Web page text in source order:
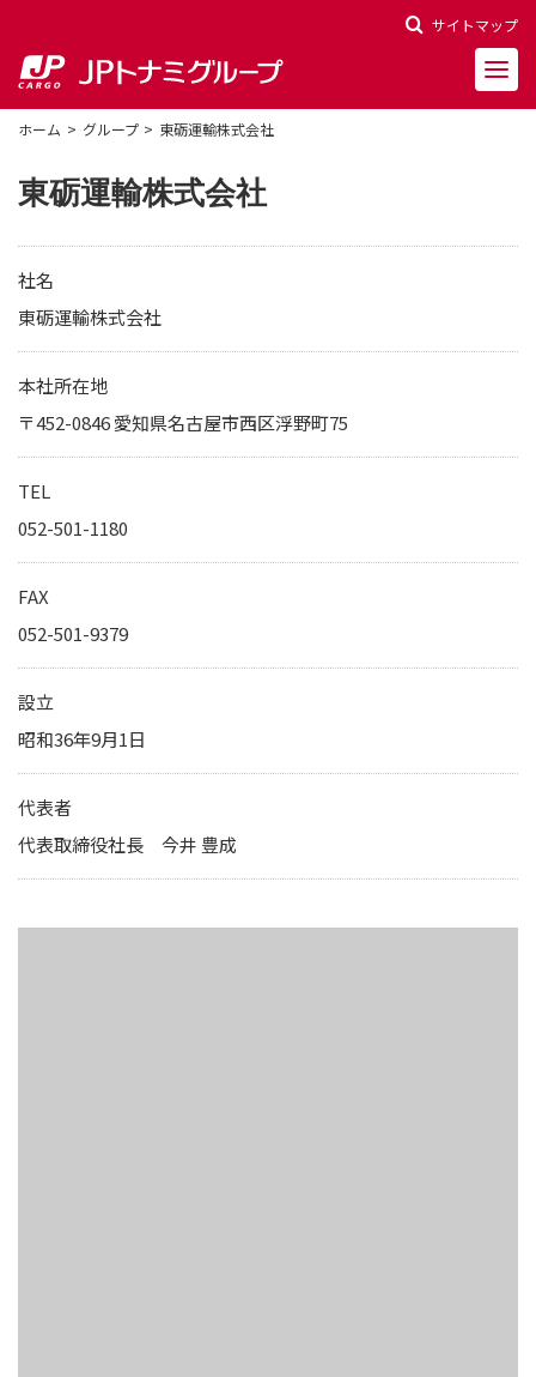
サイトマップ
会社概要
決算報告
財務ハイライト
電子公告
関連会社
海外現地法人
ホーム グループ 東砺運輸株式会社
東砺運輸株式会社
社名
東砺運輸株式会社
本社所在地
〒452-0846 愛知県名古屋市西区浮野町75
TEL
052-501-1180
FAX
052-501-9379
設立
昭和36年9月1日
代表者
代表取締役社長 今井 豊成